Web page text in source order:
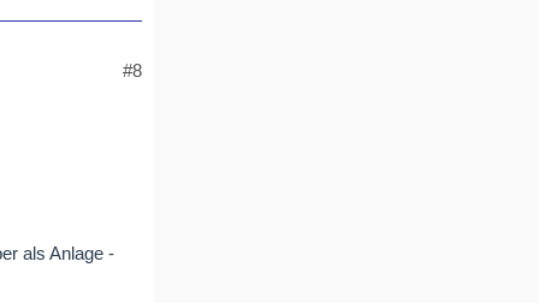
#8
als Anlage -